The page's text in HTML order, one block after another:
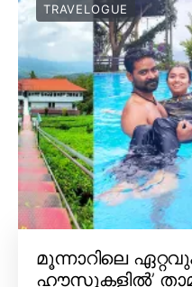
TRAVELOGUE
മൂന്നാറിലെ ഏറ്റവും
ഹൗസുകളിൽ’